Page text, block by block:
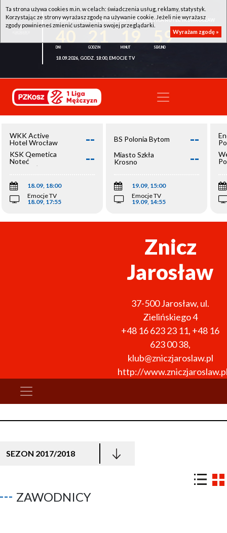
WKK ACTIVE HOTEL WROCŁAW - KSK QEMETICA NOTEĆ INOWROCŁAW
59
18.09.2026, GODZ. 18:00, EMOCJE TV
WKK Active
Hotel Wrocław
--
KSK Qemetica
Noteć
Inowrocław
--
18.09, 18:00
Emocje TV
18.09, 17:55
BS Polonia Bytom --
Miasto Szkła
Krosno
--
19.09, 15:00
Emocje TV
19.09, 14:55
Znicz
Jarosław
37-500Jarosław, ul.
Zielińskiego 4
+48 16 623 23 11, +48 16
623 00 38,
klub@zniczjaroslaw.pl
http://
SEZON 2017/2018
ZAWODNICY
Ta strona używa cookies m.in. w celach: świadczenia usług, reklamy, statystyk.
Korzystając ze strony wyrażasz zgodę na używanie cookie. Jeżeli nie wyrażasz
zgody powinieneś zmienić ustawienia swojej przeglądarki.
Wyrażam zgodę »